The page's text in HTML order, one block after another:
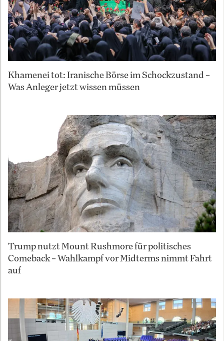
Khamenei tot: Iranische Börse im Schockzustand –
Was Anleger jetzt wissen müssen
Trump nutzt Mount Rushmore für politisches
Comeback – Wahlkampf vor Midterms nimmt Fahrt
auf